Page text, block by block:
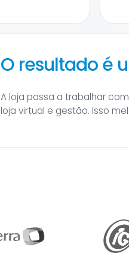
O resultado é
A loja passa a trabalhar
loja virtual e gestão. Isso